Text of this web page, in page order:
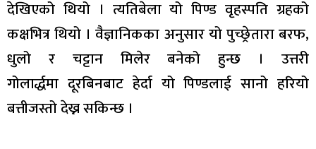
देखिएको थियो । त्यतिबेला यो पिण्ड वृहस्पति ग्रहको
कक्षभित्र थियो । वैज्ञानिकका अनुसार यो पुच्छ्रेतारा बरफ,
धुलो र चट्टान मिलेर बनेको हुन्छ । उत्तरी
गोलार्द्धमा दूरबिनबाट हेर्दा यो पिण्डलाई सानो हरियो
बत्तीजस्तो देख्न सकिन्छ ।